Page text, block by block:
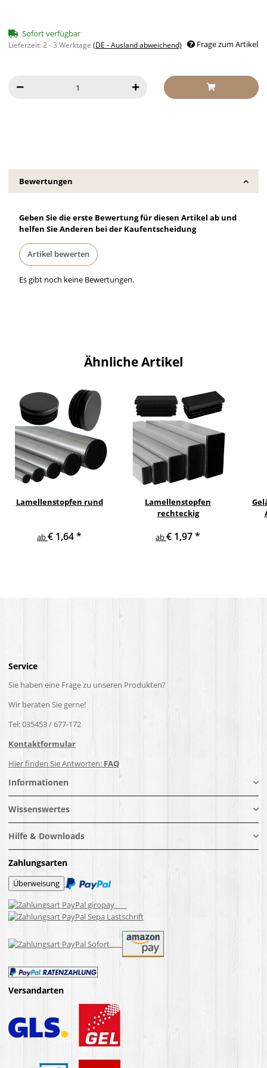
Sofort verfügbar
Lieferzeit:2 - 3 Werktage (DE - Ausland abweichend) Frage zum Artikel
Bewertungen
Geben Sie die erste Bewertung für diesen Artikel ab und
helfen Sie Anderen bei der Kaufentscheidung
Artikel bewerten
Es gibt noch keine Bewertungen.
Ähnliche Artikel
Lamellenstopfen rund
ab€ 1,64*
Lamellenstopfen
rechteckig
ab€ 1,97*
Service
Sie haben eine Frage zu unseren Produkten?
Wir beraten Sie gerne!
Tel: 035453 / 677-172
Kontaktformular
Hier finden Sie Antworten: FAQ
Informationen
Wissenswertes
Hilfe & Downloads
Zahlungsarten
Versandarten